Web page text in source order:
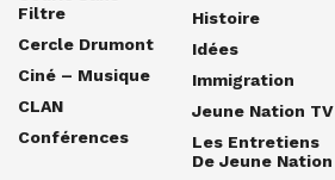
Filtre
Cercle Drumont
Ciné – Musique
CLAN
Conférences
Histoire
Idées
Immigration
Jeune Nation TV
Les Entretiens
De Jeune Nation